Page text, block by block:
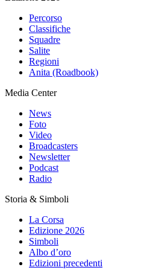
Percorso
Classifiche
Squadre
Salite
Regioni
Anita (Roadbook)
Media Center
News
Foto
Video
Broadcasters
Newsletter
Podcast
Radio
Storia & Simboli
La Corsa
Edizione 2026
Simboli
Albo d’oro
Edizioni precedenti